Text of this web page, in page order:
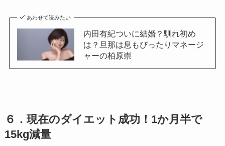
あわせて読みたい
内田有紀ついに結婚？馴れ初め
は？旦那は息もぴったりマネージ
ャーの柏原崇
６．現在のダイエット成功！1か月半で
15kg減量